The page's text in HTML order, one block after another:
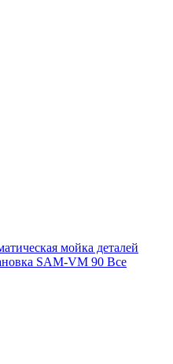
мойка деталей
SAM-VM 90 Все